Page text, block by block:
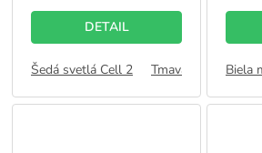
5
hviezdičiek.
DETAIL
Šedá svetlá Cell 2 Tmavá OlivováBiela